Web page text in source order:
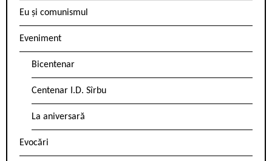
Eu și comunismul
Eveniment
Bicentenar
Centenar I.D. Sîrbu
La aniversară
Evocări